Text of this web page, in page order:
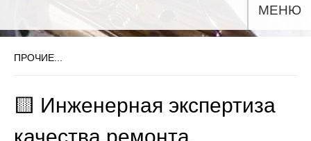
МЕНЮ
ПРОЧИЕ...
🟨 Инженерная экспертиза
качества ремонта